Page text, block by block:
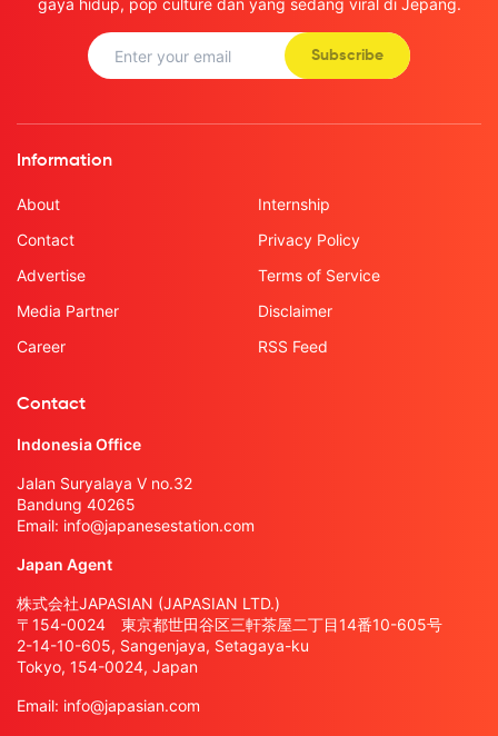
Subscribe
Information
About
Contact
Advertise
Media Partner
Career
Internship
Privacy Policy
Terms of Service
Disclaimer
RSS Feed
Contact
Indonesia Office
Jalan Suryalaya V no.32
Bandung 40265
Email: info@japanesestation.com
Japan Agent
株式会社JAPASIAN (JAPASIAN LTD.)
〒154-0024 東京都世田谷区三軒茶屋二丁目14番10-605号
2-14-10-605, Sangenjaya, Setagaya-ku
Tokyo, 154-0024, Japan
Email: info@japasian.com